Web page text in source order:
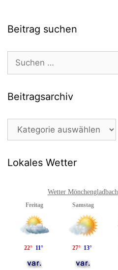
Beitrag suchen
nach:
Beitragsarchiv
Beitragsarchiv
Lokales Wetter
Wetter Mönchengladbach